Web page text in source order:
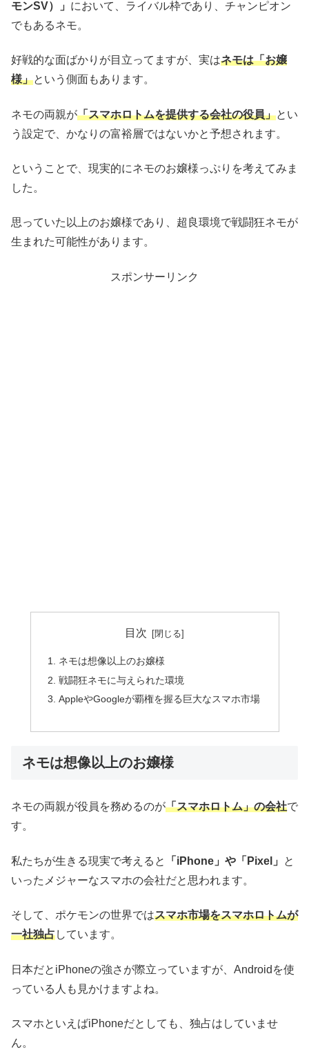
モンSV）」 において、ライバル枠であり、チャンピオン
でもあるネモ。
好戦的な面ばかりが目立ってますが、実はネモは「お嬢
様」という側面もあります。
ネモの両親が「スマホロトムを提供する会社の役員」とい
う設定で、かなりの富裕層ではないかと予想されます。
ということで、現実的にネモのお嬢様っぷりを考えてみま
した。
思っていた以上のお嬢様であり、超良環境で戦闘狂ネモが
生まれた可能性があります。
スポンサーリンク
目次
ネモは想像以上のお嬢様
戦闘狂ネモに与えられた環境
AppleやGoogleが覇権を握る巨大なスマホ市場
ネモは想像以上のお嬢様
ネモの両親が役員を務めるのが「スマホロトム」の会社で
す。
私たちが生きる現実で考えると 「iPhone」や「Pixel」
と
いったメジャーなスマホの会社だと思われます。
そして、ポケモンの世界ではスマホ市場をスマホロトムが
一社独占しています。
日本だとiPhoneの強さが際立っていますが、Androidを使
っている人も見かけますよね。
スマホといえばiPhoneだとしても、独占はしていませ
ん。